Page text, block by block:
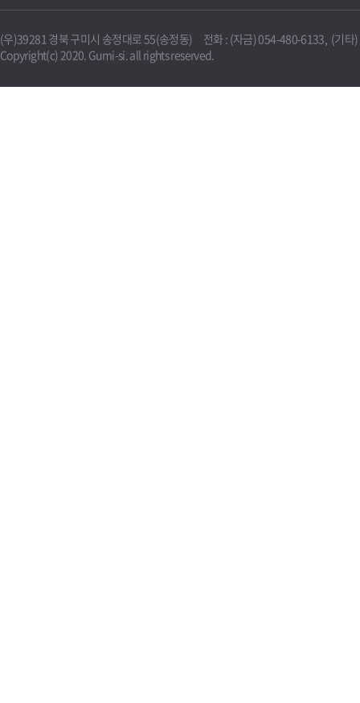
(우)39281 경북 구미시 송정대로 55(송정동) 전화 : (자금) 054-480-6133, (기타
Copyright(c) 2020. Gumi-si. all rights reserved.